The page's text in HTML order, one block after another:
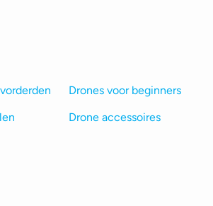
Drones voor beginners
Drone accessoires